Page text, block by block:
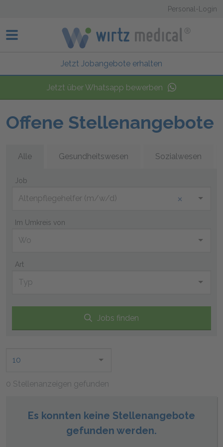
Personal-Login
Jetzt Jobangebote erhalten
Jetzt Jobangebote erhalten
Jetzt über Whatsapp bewerben
Offene Stellenangebote
Alle Gesundheitswesen Sozialwesen
Job
Altenpflegehelfer (m/w/d) ×
Im Umkreis von
Art
Jobs finden
10
0 Stellenanzeigen gefunden
Es konnten keine Stellenangebote
gefunden werden.